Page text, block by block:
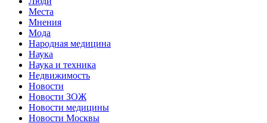
Места
Мнения
Мода
Народная медицина
Наука
Наука и техника
Недвижимость
Новости
Новости ЗОЖ
Новости медицины
Новости Москвы